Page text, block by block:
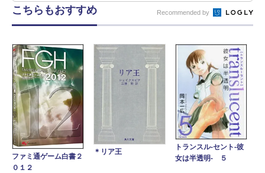
こちらもおすすめ Recommended by
ファミ通ゲーム白書２
０１２
＊リア王
トランスル‐セント‐彼
女は半透明‐ ５